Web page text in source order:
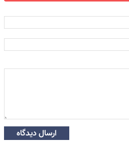
ارسال دیدگاه